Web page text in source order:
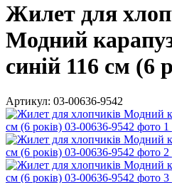
Жилет для
Модний
синій 116 см (6
Артикул: 03-00636-9542